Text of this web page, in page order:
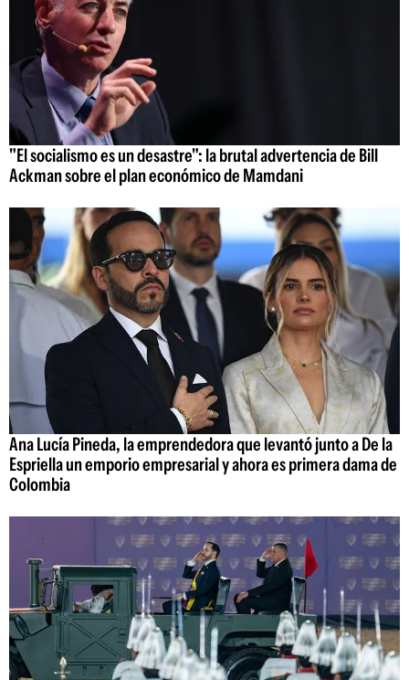
"El socialismo es un desastre": la brutal advertencia de Bill
Ackman sobre el plan económico de Mamdani
Ana Lucía Pineda, la emprendedora que levantó junto a De la
Espriella un emporio empresarial y ahora es primera dama de
Colombia